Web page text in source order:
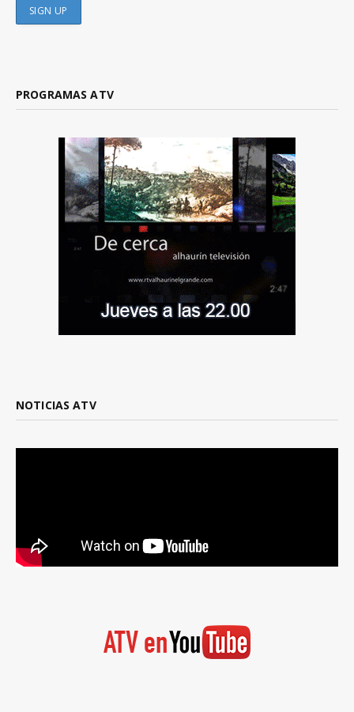
PROGRAMAS ATV
NOTICIAS ATV